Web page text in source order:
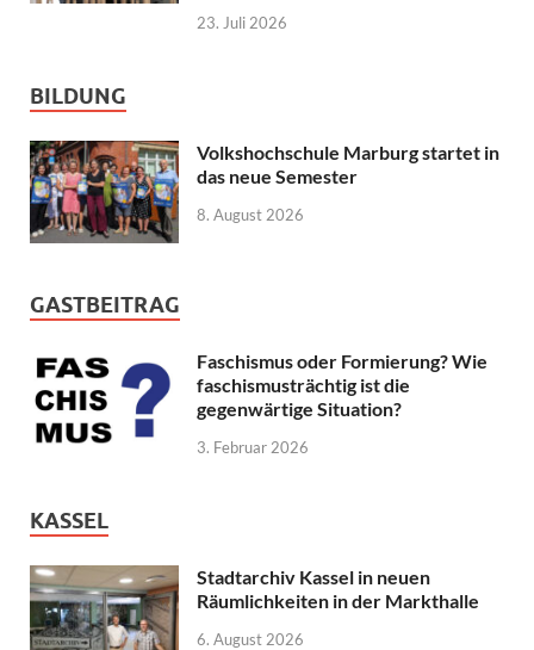
23. Juli 2026
BILDUNG
Volkshochschule Marburg startet in
das neue Semester
8. August 2026
GASTBEITRAG
Faschismus oder Formierung? Wie
faschismusträchtig ist die
gegenwärtige Situation?
3. Februar 2026
KASSEL
Stadtarchiv Kassel in neuen
Räumlichkeiten in der Markthalle
6. August 2026